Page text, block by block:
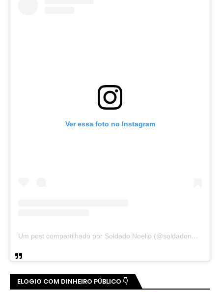
Ver essa foto no Instagram
Um post compartilhado por Soldado Noelio (@soldadonoelio)
ELOGIO COM DINHEIRO PÚBLICO 👇